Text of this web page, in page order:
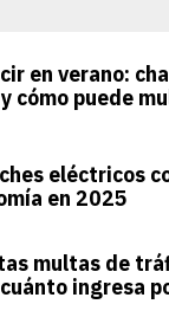
en verano:
cómo puede
eléctricos
en 2025
multas de
cuánto ingresa